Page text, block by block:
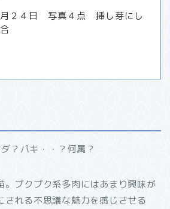
月２４日 写真４点 挿し芽にし
パキ・・？何属？
。プクプク系多肉にはあまり興味が
される不思議な魅力を感じさせる